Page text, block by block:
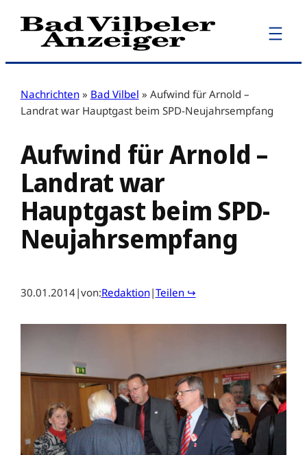
Zum
Inhalt
Nachrichten » Bad Vilbel » Aufwind für Arnold –
Landrat war Hauptgast beim SPD-Neujahrsempfang
Aufwind für Arnold –
Landrat war
Hauptgast beim SPD-
Neujahrsempfang
30.01.2014|von:Redaktion|Teilen ↪